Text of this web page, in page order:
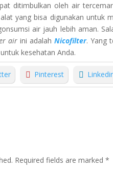
ditimbulkan oleh air
yang bisa digunakan untuk
air jauh lebih aman.
airini adalah Nicofilter. Yang
kesehatan Anda.
Pinterest
Required fields are marked*